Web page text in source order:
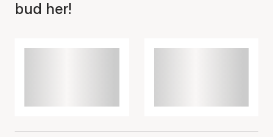
bud her!